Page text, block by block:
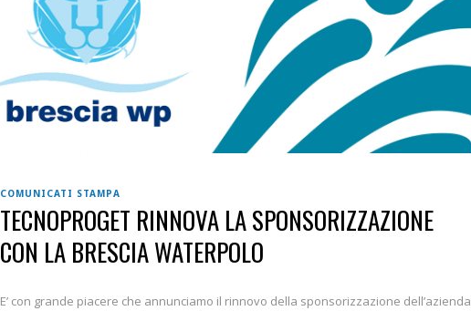
COMUNICATI STAMPA
TECNOPROGET RINNOVA LA SPONSORIZZAZIONE
CON LA BRESCIA WATERPOLO
E’ con grande piacere che annunciamo il rinnovo della sponsorizzazione dell’azienda